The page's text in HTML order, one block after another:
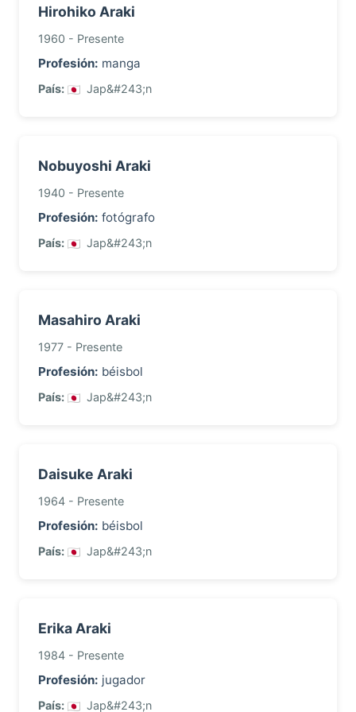
Hirohiko Araki
1960 - Presente
Profesión: manga
País: Jap&#243;n
Nobuyoshi Araki
1940 - Presente
Profesión: fotógrafo
País: Jap&#243;n
Masahiro Araki
1977 - Presente
Profesión: béisbol
País: Jap&#243;n
Daisuke Araki
1964 - Presente
Profesión: béisbol
País: Jap&#243;n
Erika Araki
1984 - Presente
Profesión: jugador
País: Jap&#243;n